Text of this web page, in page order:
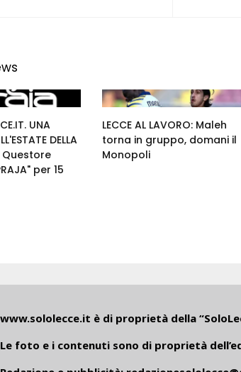
UNA
DELLA
Questore
per 15
LECCE AL LAVORO: Maleh
torna in gruppo, domani il
Monopoli
www.sololecce.it è di proprietà della
Le foto e i contenuti sono di proprietà